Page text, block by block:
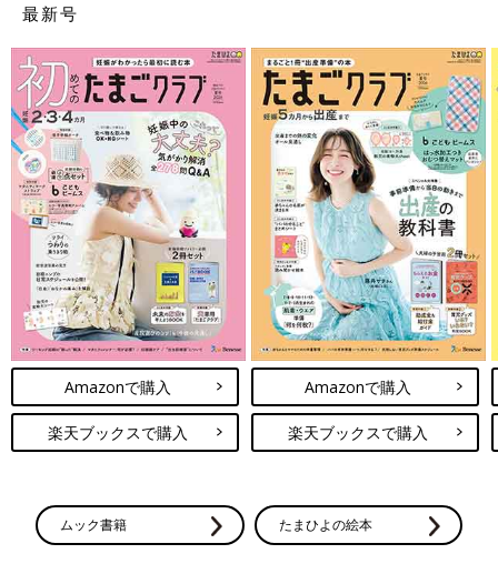
最新号
Amazonで購入
楽天ブックスで購入
Amazonで購入
楽天ブックスで購入
ムック書籍 たまひよの絵本